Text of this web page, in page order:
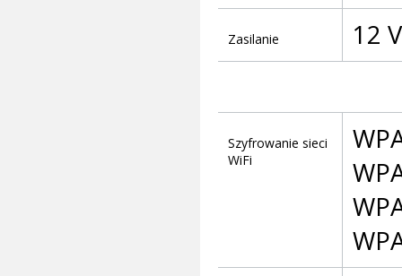
Zasilanie 12
Szyfrowanie sieci
WiFi